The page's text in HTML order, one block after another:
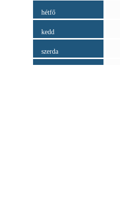
hétfő
kedd
szerda